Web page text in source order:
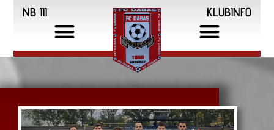
NB III KLUBINFO